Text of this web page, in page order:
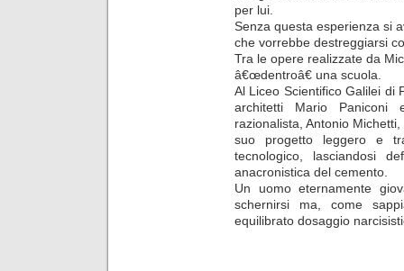
per lui.
Senza questa esperienza si
che vorrebbe destreggiarsi
Tra le opere realizzate da
â€œdentroâ€ una scuola.
Al Liceo Scientifico Galilei di
architetti Mario Paniconi
razionalista, Antonio
suo progetto leggero e
tecnologico, lasciandosi
anacronistica del cemento.
Un uomo eternamente
schernirsi ma, come
equilibrato dosaggio